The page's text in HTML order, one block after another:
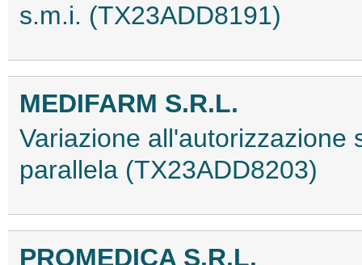
s.m.i. (TX23ADD8191)
MEDIFARM S.R.L.
Variazione all'autorizzazione
parallela (TX23ADD8203)
PROMEDICA S.R.L.